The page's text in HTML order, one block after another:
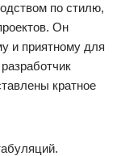
по стилю,
Он
и приятному для
кратное